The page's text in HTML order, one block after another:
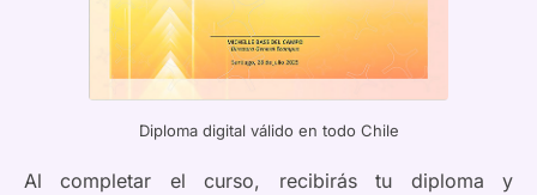
Diploma digital válido en todo Chile
Al completar el curso, recibirás tu diploma y